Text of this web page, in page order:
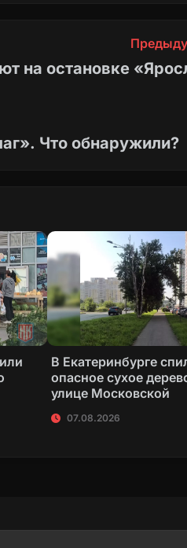
на остановке
Что обнаружили?
В Екатеринбурге
опасное сухое
улице Московской
07.08.2026